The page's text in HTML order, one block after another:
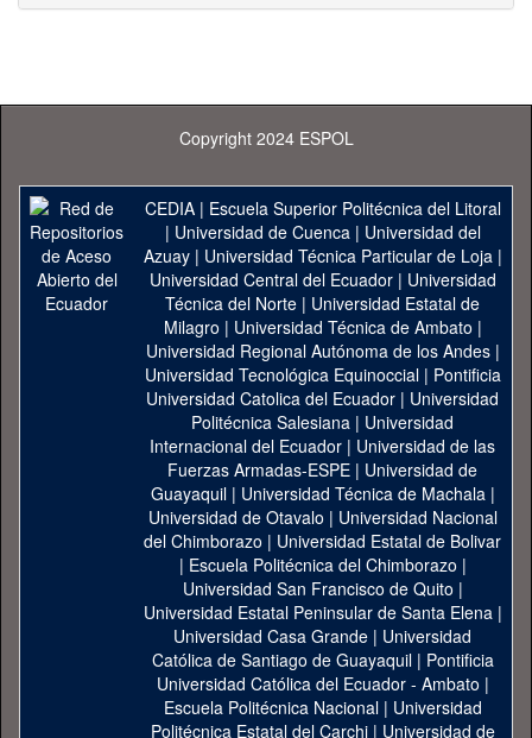
Copyright 2024 ESPOL
CEDIA| Escuela Superior Politécnica del Litoral
| Universidad de Cuenca| Universidad del
Azuay| Universidad Técnica Particular de Loja|
Universidad Central del Ecuador| Universidad
Técnica del Norte | Universidad Estatal de
Milagro | Universidad Técnica de Ambato |
Universidad Regional Autónoma de los Andes|
Universidad Tecnológica Equinoccial| Pontificia
Universidad Catolica del Ecuador | Universidad
Politécnica Salesiana | Universidad
Internacional del Ecuador | Universidad de las
Fuerzas Armadas-ESPE | Universidad de
Guayaquil| Universidad Técnica de Machala|
Universidad de Otavalo | Universidad Nacional
del Chimborazo | Universidad Estatal de Bolivar
| Escuela Politécnica del Chimborazo |
Universidad San Francisco de Quito |
Universidad Estatal Peninsular de Santa Elena|
Universidad Casa Grande | Universidad
Católica de Santiago de Guayaquil| Pontificia
Universidad Católica del Ecuador - Ambato |
Escuela Politécnica Nacional| Universidad
Politécnica Estatal del Carchi| Universidad de